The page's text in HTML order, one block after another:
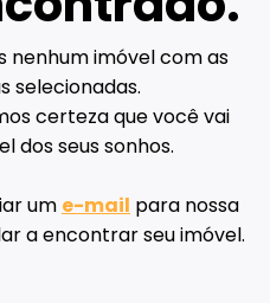
nenhum imóvel com as
selecionadas.
certeza que você vai
dos seus sonhos.
um e-mail para nossa
a encontrar seu imóvel.